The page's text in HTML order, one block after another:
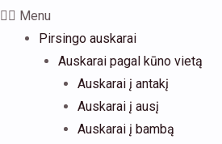
Menu
Pirsingo auskarai
Auskarai pagal kūno vietą
Auskarai į antakį
Auskarai į ausį
Auskarai į bambą